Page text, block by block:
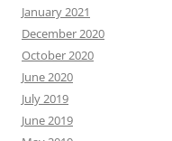
January 2021
December 2020
October 2020
June 2020
July 2019
June 2019